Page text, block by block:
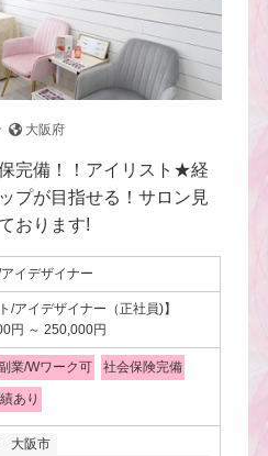
大阪府
完備！！アイリスト★経
プが目指せる！サロン見
おります!
イデザイナー
/アイデザイナー（正社員)】
円 ～ 250,000円
業/Wワーク可 社会保険完備
あり
大阪市